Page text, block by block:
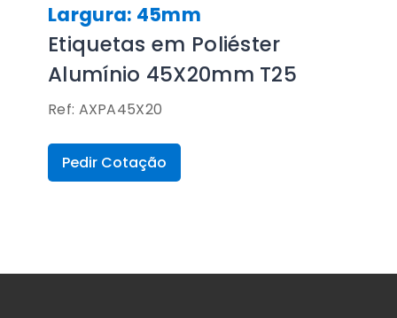
Largura: 45mm
Etiquetas em Poliéster
Alumínio 45X20mm T25
Ref: AXPA45X20
Pedir Cotação